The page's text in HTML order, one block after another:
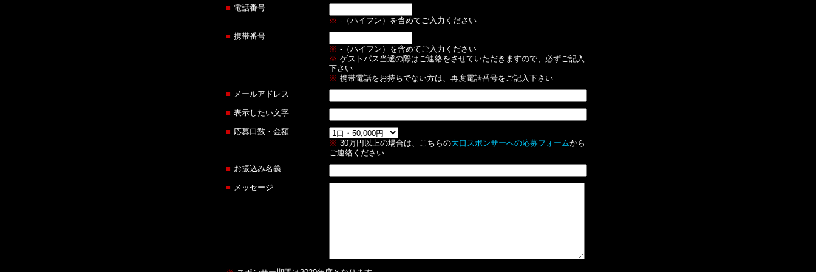
■ 電話番号
※ -（ハイフン）を含めてご入力ください
■ 携帯番号
※ -（ハイフン）を含めてご入力ください
※ ゲストパス当選の際はご連絡をさせていただきますので、必ずご記入
下さい
※ 携帯電話をお持ちでない方は、再度電話番号をご記入下さい
■ メールアドレス
■ 表示したい文字
■ 応募口数・金額
※ 30万円以上の場合は、こちらの大口スポンサーへの応募フォームから
ご連絡ください
■ お振込み名義
■ メッセージ